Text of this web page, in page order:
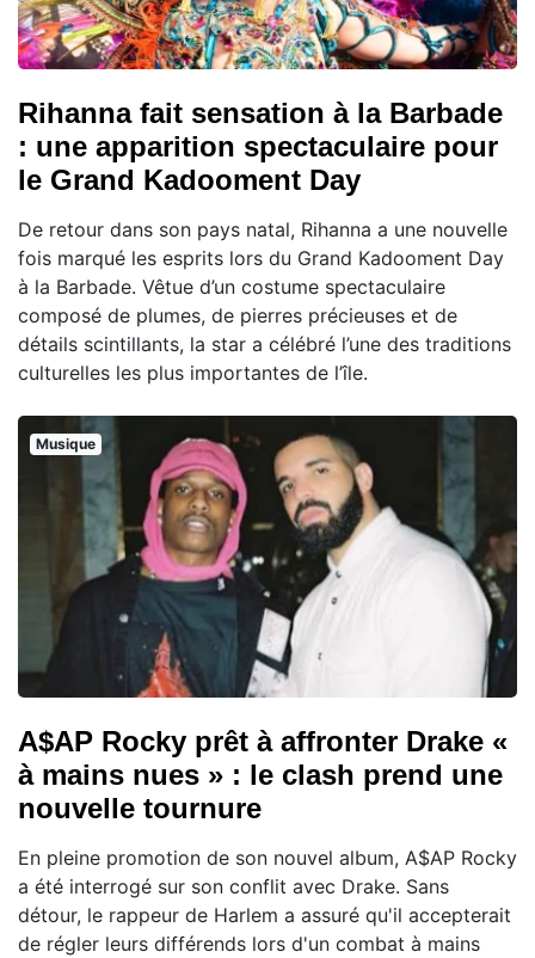
Rihanna fait sensation à la Barbade
: une apparition spectaculaire pour
le Grand Kadooment Day
De retour dans son pays natal, Rihanna a une nouvelle
fois marqué les esprits lors du Grand Kadooment Day
à la Barbade. Vêtue d’un costume spectaculaire
composé de plumes, de pierres précieuses et de
détails scintillants, la star a célébré l’une des traditions
culturelles les plus importantes de l’île.
Musique
A$AP Rocky prêt à affronter Drake «
à mains nues » : le clash prend une
nouvelle tournure
En pleine promotion de son nouvel album, A$AP Rocky
a été interrogé sur son conflit avec Drake. Sans
détour, le rappeur de Harlem a assuré qu'il accepterait
de régler leurs différends lors d'un combat à mains